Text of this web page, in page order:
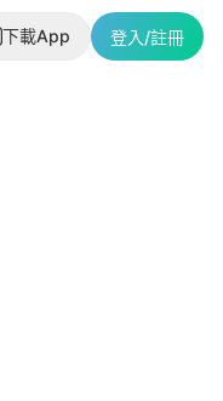
下載App 登入/註冊